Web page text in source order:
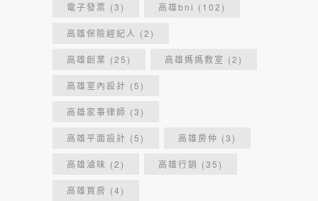
電子發票 (3) 高雄bni (102)
高雄保險經紀人 (2)
高雄創業 (25) 高雄媽媽教室 (2)
高雄室內設計 (5)
高雄家事律師 (3)
高雄平面設計 (5) 高雄房仲 (3)
高雄滷味 (2) 高雄行銷 (35)
高雄買房 (4)